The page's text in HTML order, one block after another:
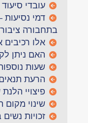
עובדי סיעוד
דמי
בתחבורה
אלו
האם ניתן
שעות
הרעת תנאים
פיצויי
שינוי מקום
זכויות